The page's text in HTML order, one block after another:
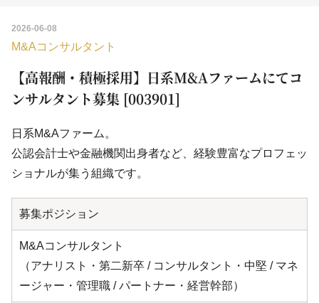
2026-06-08
M&Aコンサルタント
【高報酬・積極採用】日系M&Aファームにてコ
ンサルタント募集 [003901]
日系M&Aファーム。
公認会計士や金融機関出身者など、経験豊富なプロフェッ
ショナルが集う組織です。
募集ポジション
M&Aコンサルタント
（アナリスト・第二新卒 / コンサルタント・中堅 / マネ
ージャー・管理職 / パートナー・経営幹部）